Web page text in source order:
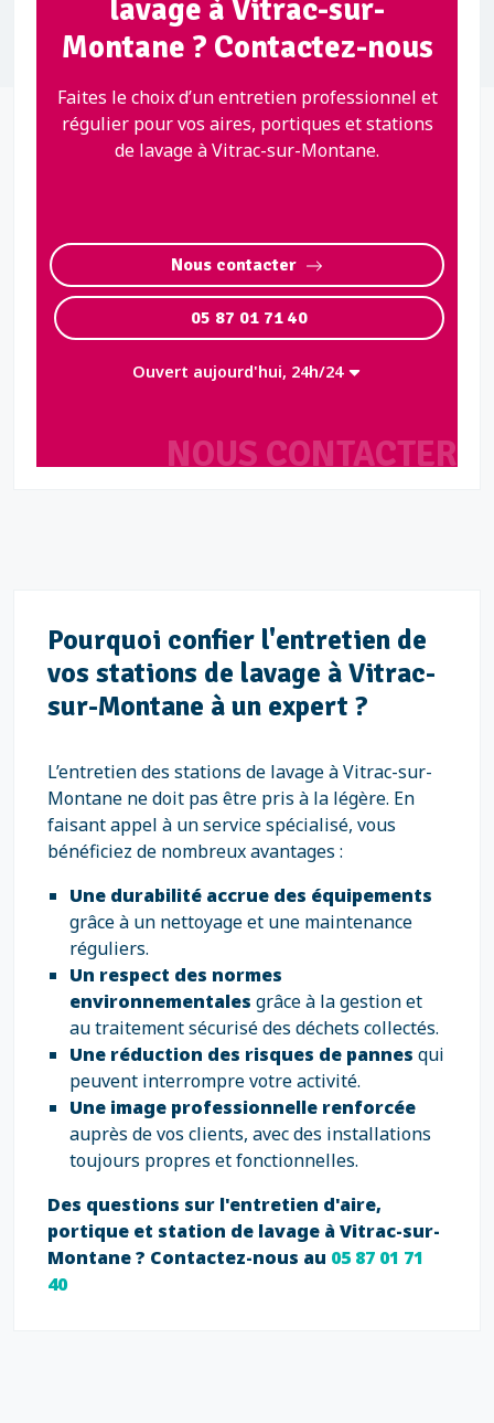
NOUS CONTACTER
lavage à Vitrac-sur-
Montane ? Contactez-nous
Faites le choix d’un entretien professionnel et
régulier pour vos aires, portiques et stations
de lavage à Vitrac-sur-Montane.
Nous contacter
05 87 01 71 40
Ouvert aujourd'hui, 24h/24
Pourquoi confier l'entretien de
vos stations de lavage à Vitrac-
sur-Montane à un expert ?
L’entretien des stations de lavage à Vitrac-sur-
Montane ne doit pas être pris à la légère. En
faisant appel à un service spécialisé, vous
bénéficiez de nombreux avantages :
Une durabilité accrue des équipements
grâce à un nettoyage et une maintenance
réguliers.
Un respect des normes
environnementales grâce à la gestion et
au traitement sécurisé des déchets collectés.
Une réduction des risques de pannes qui
peuvent interrompre votre activité.
Une image professionnelle renforcée
auprès de vos clients, avec des installations
toujours propres et fonctionnelles.
Des questions sur l'entretien d'aire,
portique et station de lavage à Vitrac-sur-
Montane ? Contactez-nous au 05 87 01 71
40